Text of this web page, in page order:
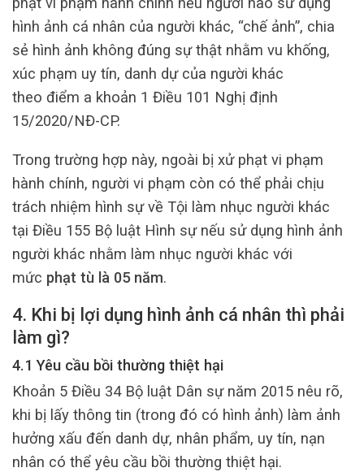
hình ảnh cá nhân của người khác, “chế ảnh”, chia
sẻ hình ảnh không đúng sự thật nhằm vu khống,
xúc phạm uy tín, danh dự của người khác
theo điểm a khoản 1 Điều 101 Nghị định
15/2020/NĐ-CP.
Trong trường hợp này, ngoài bị xử phạt vi phạm
hành chính, người vi phạm còn có thể phải chịu
trách nhiệm hình sự về Tội làm nhục người khác
tại Điều 155 Bộ luật Hình sự nếu sử dụng hình ảnh
người khác nhằm làm nhục người khác với
mức phạt tù là 05 năm.
4. Khi bị lợi dụng hình ảnh cá nhân thì phải
làm gì?
4.1 Yêu cầu bồi thường thiệt hại
Khoản 5 Điều 34 Bộ luật Dân sự năm 2015 nêu rõ,
khi bị lấy thông tin (trong đó có hình ảnh) làm ảnh
hưởng xấu đến danh dự, nhân phẩm, uy tín, nạn
nhân có thể yêu cầu bồi thường thiệt hại.